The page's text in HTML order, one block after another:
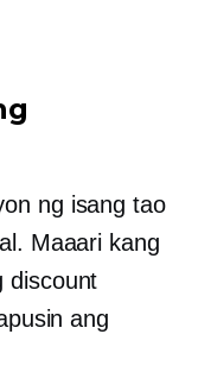
ng isang tao
Maaari kang
discount
ang